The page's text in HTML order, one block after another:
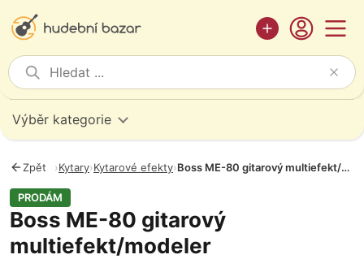
Výběr kategorie
Zpět ›Kytary›Kytarové efekty› Boss ME-80 gitarový multiefekt/modeler
PRODÁM
Boss ME-80 gitarový
multiefekt/modeler